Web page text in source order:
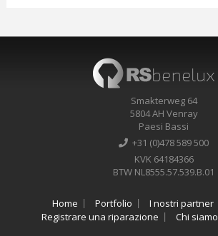
Smakterweg 64
5804 AH Venray
Paesi Bassi
+31 (0)478 589 500
KVK 64184366
BTW NL8555.57.539.B.01
Home Portfolio I nostri partner
Registrare una riparazione
Chi siamo